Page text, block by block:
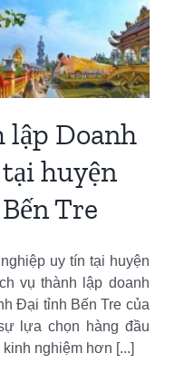
lập Doanh
huyện
Tre
uy tín tại huyện
vụ thành lập doanh
Đại tỉnh Bến Tre của
lựa chọn hàng đầu
nghiệm hơn [...]